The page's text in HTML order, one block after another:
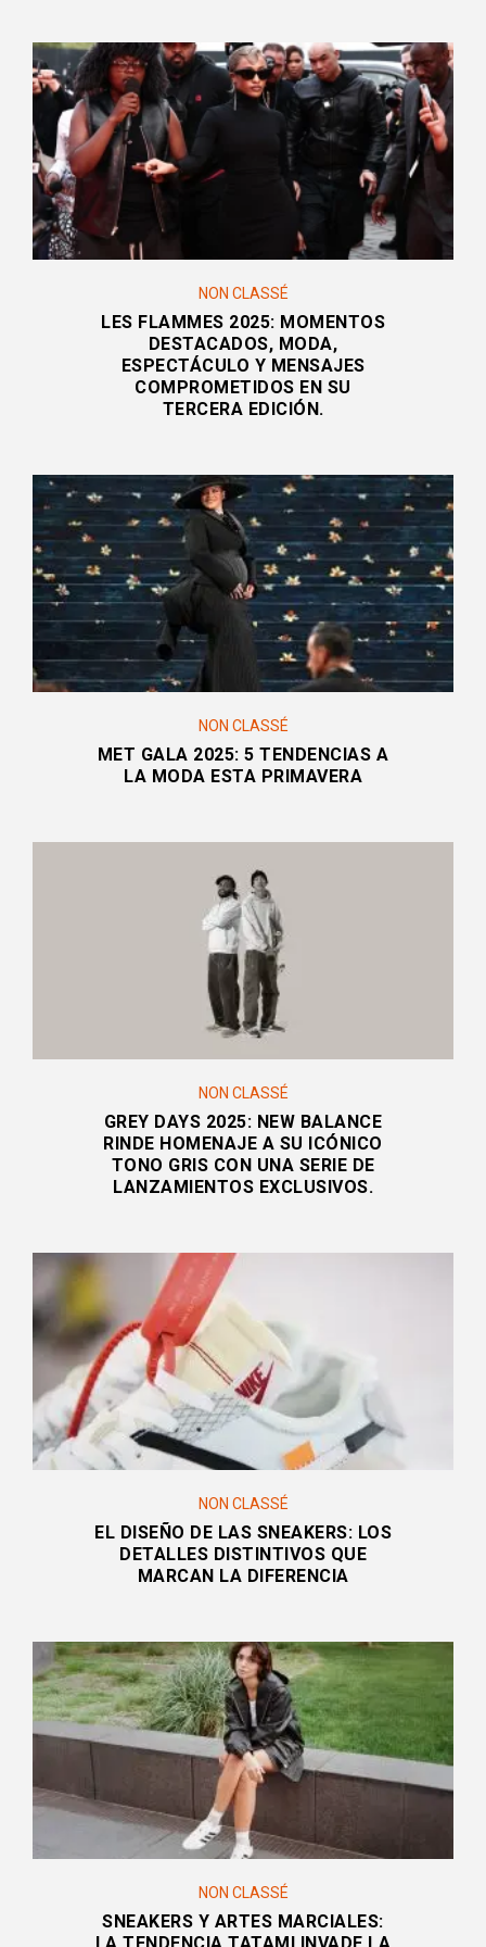
NON CLASSÉ
LES FLAMMES 2025: MOMENTOS
DESTACADOS, MODA,
ESPECTÁCULO Y MENSAJES
COMPROMETIDOS EN SU
TERCERA EDICIÓN.
NON CLASSÉ
MET GALA 2025: 5 TENDENCIAS A
LA MODA ESTA PRIMAVERA
NON CLASSÉ
GREY DAYS 2025: NEW BALANCE
RINDE HOMENAJE A SU ICÓNICO
TONO GRIS CON UNA SERIE DE
LANZAMIENTOS EXCLUSIVOS.
NON CLASSÉ
EL DISEÑO DE LAS SNEAKERS: LOS
DETALLES DISTINTIVOS QUE
MARCAN LA DIFERENCIA
NON CLASSÉ
SNEAKERS Y ARTES MARCIALES: